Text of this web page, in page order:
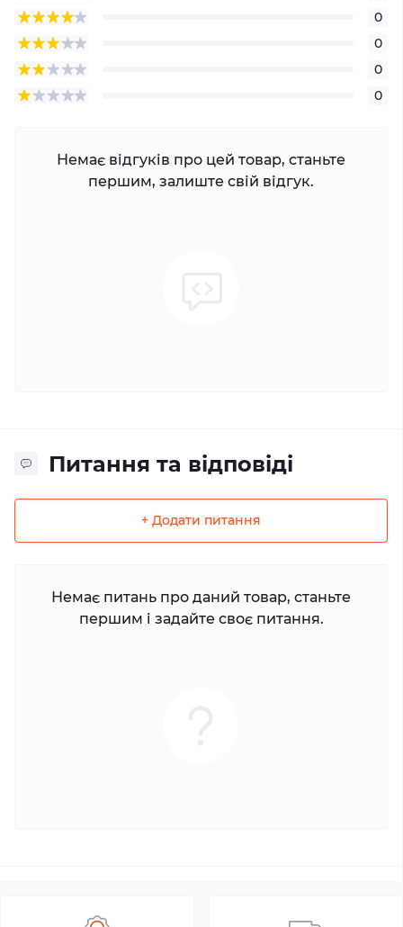
0
0
0
0
Немає відгуків про цей товар, станьте
першим, залиште свій відгук.
Питання та відповіді
+ Додати питання
Немає питань про даний товар, станьте
першим і задайте своє питання.